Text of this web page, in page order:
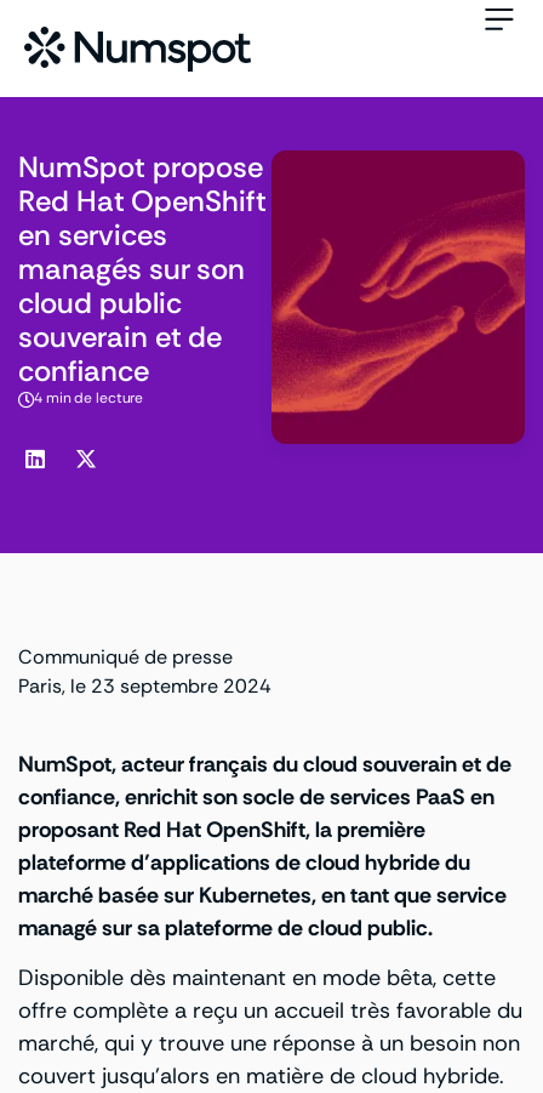
NumSpot propose
Red Hat OpenShift
en services
managés sur son
cloud public
souverain et de
confiance
4 min de lecture
Communiqué de presse
Paris, le 23 septembre 2024
NumSpot, acteur français du cloud souverain et de
confiance, enrichit son socle de services PaaS en
proposant Red Hat OpenShift, la première
plateforme d’applications de cloud hybride du
marché basée sur Kubernetes, en tant que service
managé sur sa plateforme de cloud public.
Disponible dès maintenant en mode bêta, cette
offre complète a reçu un accueil très favorable du
marché, qui y trouve une réponse à un besoin non
couvert jusqu’alors en matière de cloud hybride.